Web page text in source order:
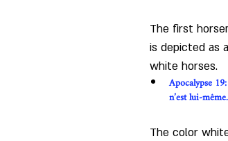
The first
is depicted as
white horses.
Apocalypse
n’est lui-
The color